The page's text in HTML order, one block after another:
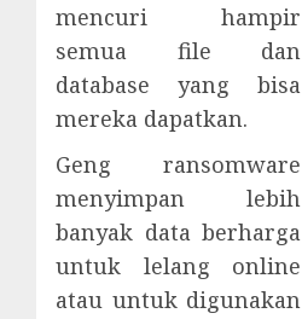
mencuri hampir
semua file dan
database yang bisa
mereka dapatkan.
Geng ransomware
menyimpan lebih
banyak data berharga
untuk lelang online
atau untuk digunakan